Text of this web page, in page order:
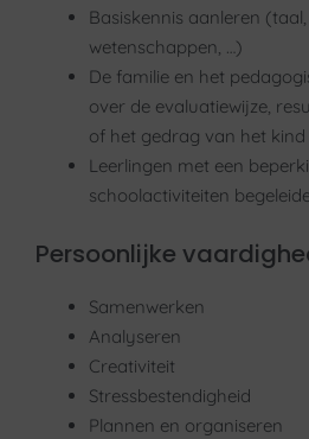
Basiskennis aanleren (taal,
wetenschappen, …)
De familie en het
over de evaluatiewijze,
of het gedrag van het kind
Leerlingen met een
schoolactiviteiten
Persoonlijke
Samenwerken
Analyseren
Creativiteit
Stressbestendigheid
Plannen en organiseren